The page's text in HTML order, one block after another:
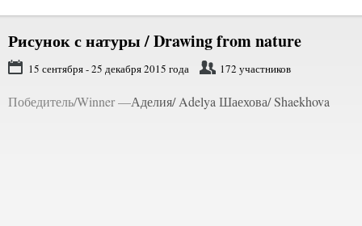
Рисунок с натуры / Drawing from nature
15 сентября - 25 декабря 2015 года 172 участников
Победитель/Winner —Аделия/ Adelya Шаехова/ Shaekhova